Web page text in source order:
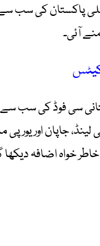
پاکستان کی سب
آئی۔
سی فوڈ کی سب
جاپان اور
خواہ اضافہ